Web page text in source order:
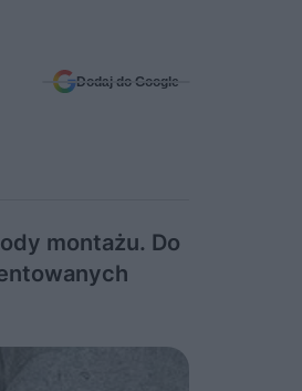
Dodaj do Google
montażu. Do